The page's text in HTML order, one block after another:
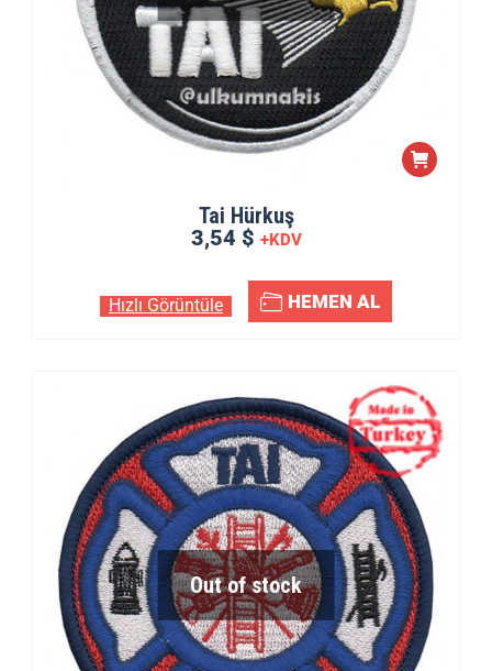
Tai Hürkuş
3,54 $ +KDV
Hızlı Görüntüle HEMEN AL
Out of stock